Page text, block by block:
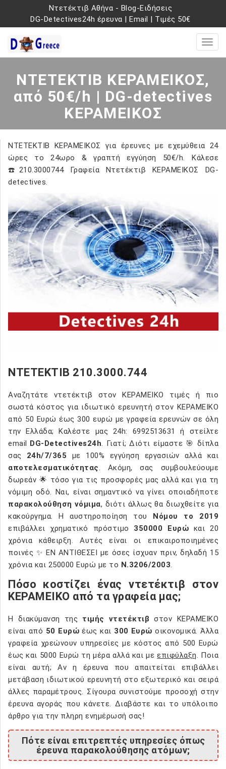
Ντετέκτιβ Αθήνα - Blog-Ειδήσεις
DG-Detectives24h έρευνα |Email | Τιμές 50€
ΝΤΕΤΕΚΤΙΒ ΚΕΡΑΜΕΙΚΟΣ,
από 50€/h | DG-detectives
ΚΕΡΑΜΕΙΚΟΣ
ΝΤΕΤΕΚΤΙΒ ΚΕΡΑΜΕΙΚΟΣ για έρευνες με εχεμύθεια 24
ώρες το 24ωρο & γραπτή εγγύηση 50€/h. Κάλεσε
☎️210.3000744 Γραφεία Ντετέκτιβ ΚΕΡΑΜΕΙΚΟΣ DG-
detectives.
ΝΤΕΤΕΚΤΙΒ 210.3000.744
Αναζητάτε ντετέκτιβ στον ΚΕΡΑΜΕΙΚΟ τιμές ή πιο
σωστά κόστος για ιδιωτικό ερευνητή στον ΚΕΡΑΜΕΙΚΟ
από 50 Ευρώ έως 300 ευρώ με γραφεία ερευνών σε όλη
την Ελλάδα; Καλέστε μας 24h: 6992513631 ή στείλτε
email DG-Detectives24h. Γιατί; Διότι είμαστε 🎯 δίπλα
σας 24h/7/365 με 100% εγγύηση εργασιών αλλά και
αποτελεσματικότητας. Ακόμη, σας συμβουλεύουμε
δωρεάν 🌟 τόσο για τις προσφορές μας αλλά και για τη
νόμιμη οδό. Ναι, είναι σημαντικό να γίνει οποιαδήποτε
παρακολούθηση νόμιμα, διότι άλλως θα διωχθείτε για
κακούργημα. Η αυστηροποίηση του Νόμου το 2019
επιβάλλει χρηματικό πρόστιμο 350000 Ευρώ και 20
χρόνια κάθειρξη. Αυτές είναι οι επικαιροποιημένες
ποινές ✨ ΕΝ ΑΝΤΙΘΕΣΕΙ με όσες ίσχυαν πριν, δηλαδή 15
χρόνια και 250000 Ευρώ με το Ν.3206/2003.
Πόσο κοστίζει ένας ντετέκτιβ στον
ΚΕΡΑΜΕΙΚΟ από τα γραφεία μας;
Η διακύμανση της τιμής ντετέκτιβ στον ΚΕΡΑΜΕΙΚΟ
είναι από 50 Ευρώ έως και 300 Ευρώ οικονομικά. Άλλα
γραφεία χρεώνουν υπηρεσίες με κόστος από 500 Ευρώ
έως και 5000 Ευρώ τη μέρα αλλά και μεεπιφύλαξη. Ποια
είναι αυτή; Αν η έρευνα που απαιτείται επιβάλλει
μετάβαση ιδιωτικού ερευνητή στο εξωτερικό και σειρά
άλλες παραμέτρους. Σίγουρα συνιστούμε προσοχή στην
έρευνα αγοράς που κάνετε. Διαβάστε και το υπόλοιπο
άρθρο για την πληρη ενημέρωσή σας!
Πότε είναι επιτρεπτές υπηρεσίες όπως
έρευνα παρακολούθησης ατόμων;